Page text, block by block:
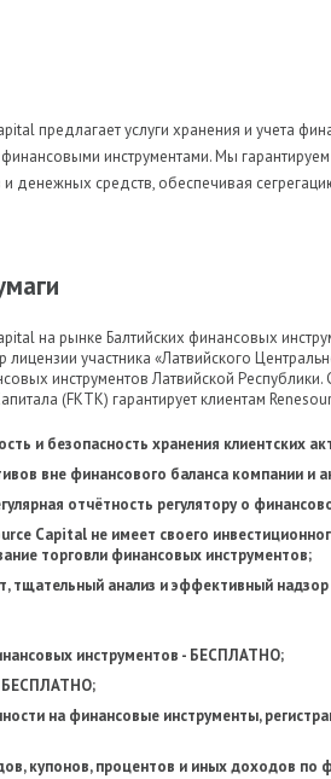
предлагает услуги хранения и учета
инструментами. Мы
и денежных средств, обеспечивая
на рынке Балтийских финансовых
участника «Латвийского
инструментов Латвийской
(FKTK) гарантирует клиентам
и безопасность хранения клиентских
вне финансового баланса компании и
отчётность регулятору о
Capital не имеет своего
торговли финансовых инструментов;
тщательный анализ и эффективный надзор
инструментов - БЕСПЛАТНО;
БЕСПЛАТНО;
на финансовые инструменты,
купонов, процентов и иных доходов по